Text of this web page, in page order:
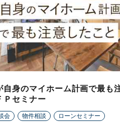
自身のマイホーム計画で最も
Ｐセミナー
会 物件相談 ローンセミナー